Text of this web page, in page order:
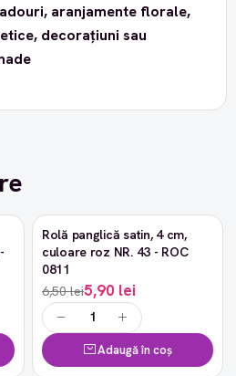
aranjamente florale,
decorațiuni sau
-9%
Rolă panglică satin, 4 cm,
culoare roz NR. 43 - ROC
0811
6,50 lei5,90 lei
Adaugă în coș